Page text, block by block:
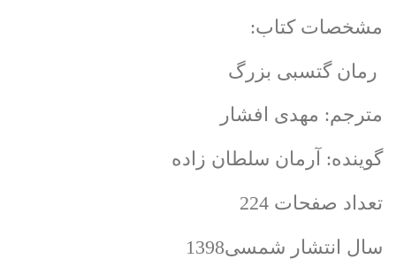
مشخصات کتاب:
رمان گتسبی بزرگ
مترجم: مهدی افشار
گوینده: آرمان سلطان زاده
تعداد صفحات 224
سال انتشار شمسی1398